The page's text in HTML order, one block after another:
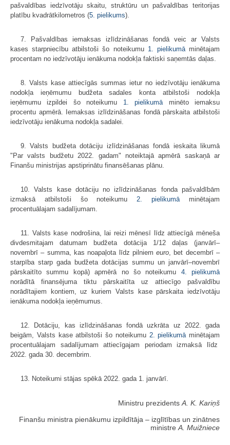
pašvaldības iedzīvotāju skaitu, struktūru un pašvaldības teritorijas
platību kvadrātkilometros (5. pielikums).
7. Pašvaldības iemaksas izlīdzināšanas fondā veic ar Valsts
kases starpniecību atbilstoši šo noteikumu 1. pielikumāminētajam
procentam no iedzīvotāju ienākuma nodokļa faktiski saņemtās daļas.
8. Valsts kase attiecīgās summas ietur no iedzīvotāju ienākuma
nodokļa ieņēmumu budžeta sadales konta atbilstoši nodokļa
ieņēmumu izpildei šo noteikumu 1. pielikumā minēto iemaksu
procentu apmērā. Iemaksas izlīdzināšanas fondā pārskaita atbilstoši
iedzīvotāju ienākuma nodokļa sadalei.
9. Valsts budžeta dotāciju izlīdzināšanas fondā ieskaita likumā
"Par valsts budžetu 2022. gadam" noteiktajā apmērā saskaņā ar
Finanšu ministrijas apstiprinātu finansēšanas plānu.
10. Valsts kase dotāciju no izlīdzināšanas fonda pašvaldībām
izmaksā atbilstoši šo noteikumu 2. pielikumā minētajam
procentuālajam sadalījumam.
11. Valsts kase nodrošina, lai reizi mēnesī līdz attiecīgā mēneša
divdesmitajam datumam budžeta dotācija 1/12 daļas (janvārī–
novembrī – summa, kas noapaļota līdz pilniemeuro , bet decembrī –
starpība starp gada budžeta dotācijas summu un janvārī–novembrī
pārskaitīto summu kopā) apmērā no šo noteikumu 4. pielikumā
norādītā finansējuma tiktu pārskaitīta uz attiecīgo pašvaldību
norādītajiem kontiem, uz kuriem Valsts kase pārskaita iedzīvotāju
ienākuma nodokļa ieņēmumus.
12. Dotāciju, kas izlīdzināšanas fondā uzkrāta uz 2022. gada
beigām, Valsts kase atbilstoši šo noteikumu 2. pielikumā minētajam
procentuālajam sadalījumam attiecīgajam periodam izmaksā līdz
2022. gada 30. decembrim.
13. Noteikumi stājas spēkā 2022. gada 1. janvārī.
Ministru prezidents A. K. Kariņš
Finanšu ministra pienākumu izpildītāja ‒ izglītības un zinātnes
ministre A. Muižniece